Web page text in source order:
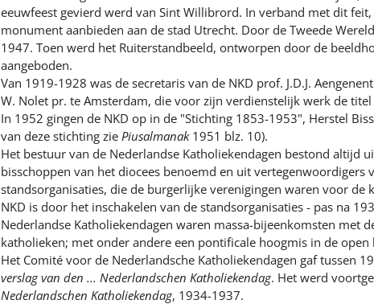
eeuwfeest gevierd werd van Sint Willibrord. In verband met dit
monument aanbieden aan de stad Utrecht. Door de Tweede
1947. Toen werd het Ruiterstandbeeld, ontworpen door de
aangeboden.
Van 1919-1928 was de secretaris van de NKD prof. J.D.J.
W. Nolet pr. te Amsterdam, die voor zijn verdienstelijk werk de titel
In 1952 gingen de NKD op in de "Stichting 1853-1953", Herstel
van deze stichting zie Piusalmanak1951 blz. 10).
Het bestuur van de Nederlandse Katholiekendagen bestond altijd
bisschoppen van het diocees benoemd en uit vertegenwoordigers
standsorganisaties, die de burgerlijke verenigingen waren voor de
NKD is door het inschakelen van de standsorganisaties - pas na
Nederlandse Katholiekendagen waren massa-bijeenkomsten met
katholieken; met onder andere een pontificale hoogmis in de open
Het Comité voor de Nederlandsche Katholiekendagen gaf tussen
verslag van den ... Nederlandschen Katholiekendag. Het werd
Nederlandschen Katholiekendag, 1934-1937.